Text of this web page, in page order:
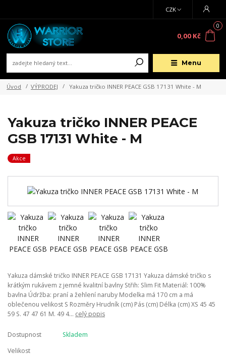
Menu
CZK
0
0,00 Kč
Úvod VÝPRODEJ Yakuza tričko INNER PEACE GSB 17131 White - M
Yakuza tričko INNER PEACE
GSB 17131 White - M
Akce
Yakuza dámské tričko INNER PEACE GSB 17131 Yakuza dámské tričko s
krátkým rukávem z jemné kvalitní bavlny Střih: Slim Fit Materiál: 100%
bavlna Údržba: praní a žehlení naruby Modelka má 170 cm a má
oblečenou velikost S Rozměry Hrudník (cm) Pás (cm) Délka (cm) XS 45 45
59 S. 47 47 61 M. 49 4... celý popis
Dostupnost
Skladem
Velikost